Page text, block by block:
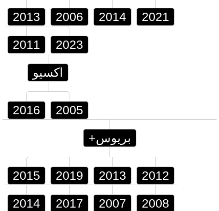
2013 2006 2014 2021
2011 2023
اكسيو
2016 2005
بريوس+
2015 2019 2013 2012
2014 2017 2007 2008